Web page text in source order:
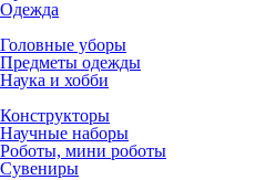
Одежда
Головные уборы
Предметы одежды
Наука и хобби
Конструкторы
Научные наборы
Роботы, мини роботы
Сувениры